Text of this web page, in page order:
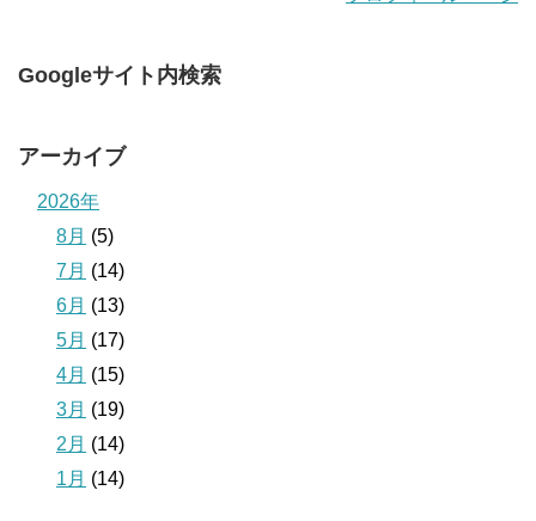
Googleサイト内検索
アーカイブ
2026年
8月 (5)
7月 (14)
6月 (13)
5月 (17)
4月 (15)
3月 (19)
2月 (14)
1月 (14)